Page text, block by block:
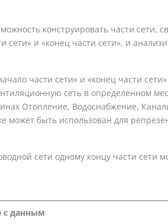
конструировать части сети,
сети» и «конец части сети», и
части сети» и «конец части
сеть в определенном
Отопление, Водоснабжение,
может быть использован для
сети одному концу части
с данным